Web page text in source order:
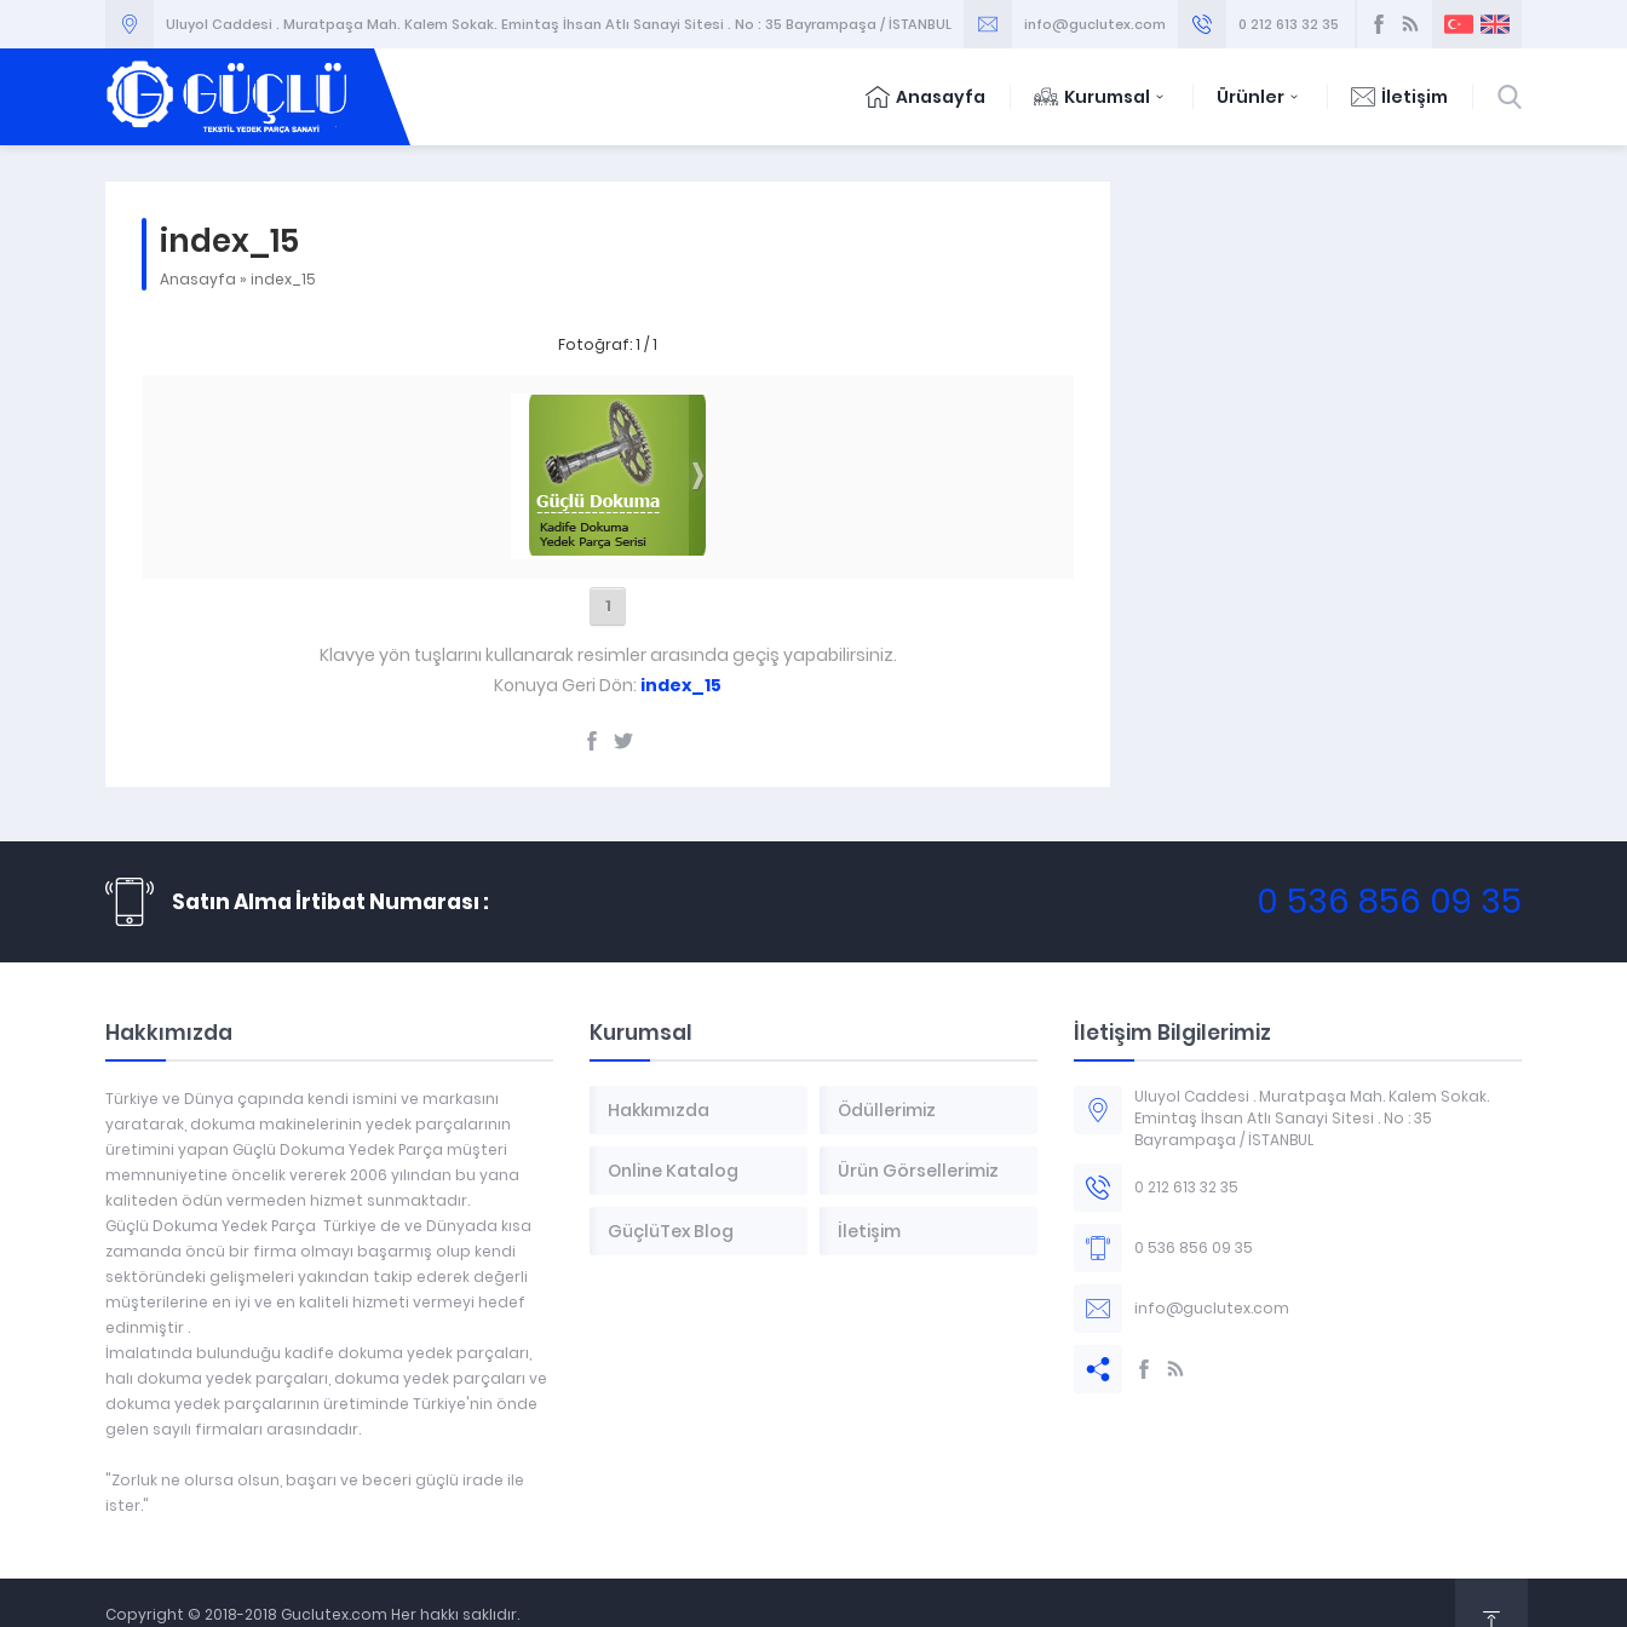
Uluyol Caddesi . Muratpaşa Mah. Kalem Sokak. Emintaş İhsan Atlı Sanayi Sitesi . No : 35 Bayrampaşa / İSTANBUL info@guclutex.com 0 212 613 32 35
Anasayfa Kurumsal Ürünler İletişim
index_15
Anasayfa » index_15
Fotoğraf: 1 / 1
1
Klavye yön tuşlarını kullanarak resimler arasında geçiş yapabilirsiniz.
Konuya Geri Dön: index_15
Satın Alma İrtibat Numarası : 0 536 856 09 35
Hakkımızda
Türkiye ve Dünya çapında kendi ismini ve markasını
yaratarak, dokuma makinelerinin yedek parçalarının
üretimini yapan Güçlü Dokuma Yedek Parça müşteri
memnuniyetine öncelik vererek 2006 yılından bu yana
kaliteden ödün vermeden hizmet sunmaktadır.
Güçlü Dokuma Yedek Parça Türkiye de ve Dünyada kısa
zamanda öncü bir firma olmayı başarmış olup kendi
sektöründeki gelişmeleri yakından takip ederek değerli
müşterilerine en iyi ve en kaliteli hizmeti vermeyi hedef
edinmiştir .
İmalatında bulunduğu kadife dokuma yedek parçaları,
halı dokuma yedek parçaları, dokuma yedek parçaları ve
dokuma yedek parçalarının üretiminde Türkiye'nin önde
gelen sayılı firmaları arasındadır.
"Zorluk ne olursa olsun, başarı ve beceri güçlü irade ile
ister."
Kurumsal
Hakkımızda Ödüllerimiz
Online Katalog Ürün Görsellerimiz
GüçlüTex Blog İletişim
İletişim Bilgilerimiz
Uluyol Caddesi . Muratpaşa Mah. Kalem Sokak.
Emintaş İhsan Atlı Sanayi Sitesi . No : 35
Bayrampaşa / İSTANBUL
0 212 613 32 35
0 536 856 09 35
info@guclutex.com
Copyright © 2018-2018 Guclutex.com Her hakkı saklıdır.